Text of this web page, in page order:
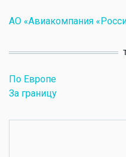
АО «Авиакомпания
По Европе
За границу